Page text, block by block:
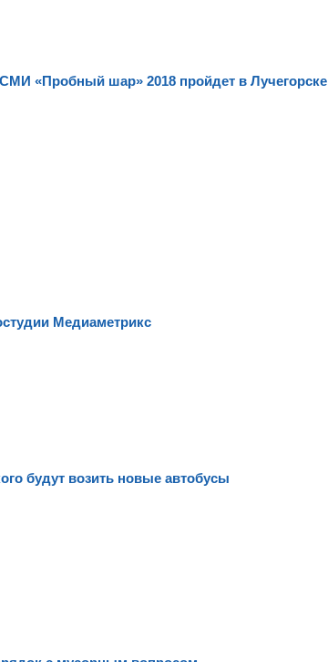
«Пробный шар» 2018 пройдет в Лучегорске
Медиаметрикс
будут возить новые автобусы